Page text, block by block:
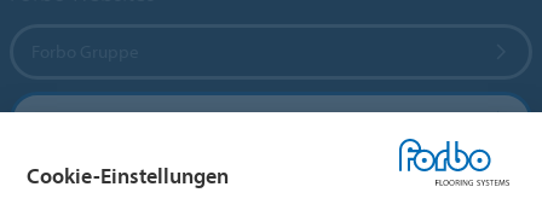
Forbo Flooring Systems
Forbo Movement Systems
Cookie-Einstellungen